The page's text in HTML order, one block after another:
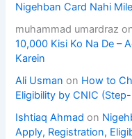
Nigehban Card Nahi
muhammad umardraz
10,000 Kisi Ko Na De –
Karein
Ali Usman on How to
Eligibility by CNIC
Ishtiaq Ahmad on
Apply, Registration,